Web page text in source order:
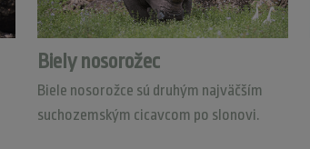
Biely nosorožec
Biele nosorožce sú druhým najväčším
suchozemským cicavcom po slonovi.